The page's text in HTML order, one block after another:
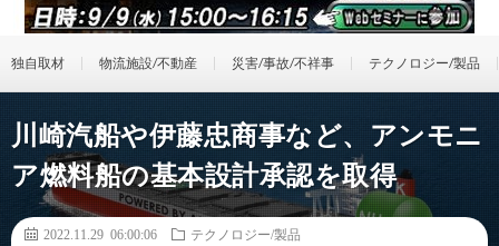
独自取材 物流施設/不動産 災害/事故/不祥事 テクノロジー/製品
川崎汽船や伊藤忠商事など、アンモニ
ア燃料船の基本設計承認を取得
2022.11.29 06:00:06
テクノロジー/製品